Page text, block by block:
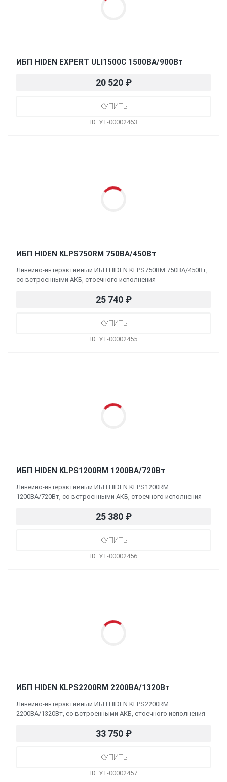
ИБП HIDEN EXPERT ULI1500C 1500ВА/900Вт
20 520 ₽
ID: УТ-00002463
ИБП HIDEN KLPS750RM 750ВА/450Вт
Линейно-интерактивный ИБП HIDEN KLPS750RM 750ВА/450Вт,
со встроенными АКБ, стоечного исполнения
25 740 ₽
ID: УТ-00002455
ИБП HIDEN KLPS1200RM 1200ВА/720Вт
Линейно-интерактивный ИБП HIDEN KLPS1200RM
1200ВА/720Вт, со встроенными АКБ, стоечного исполнения
25 380 ₽
ID: УТ-00002456
ИБП HIDEN KLPS2200RM 2200ВА/1320Вт
Линейно-интерактивный ИБП HIDEN KLPS2200RM
2200ВА/1320Вт, со встроенными АКБ, стоечного исполнения
33 750 ₽
ID: УТ-00002457